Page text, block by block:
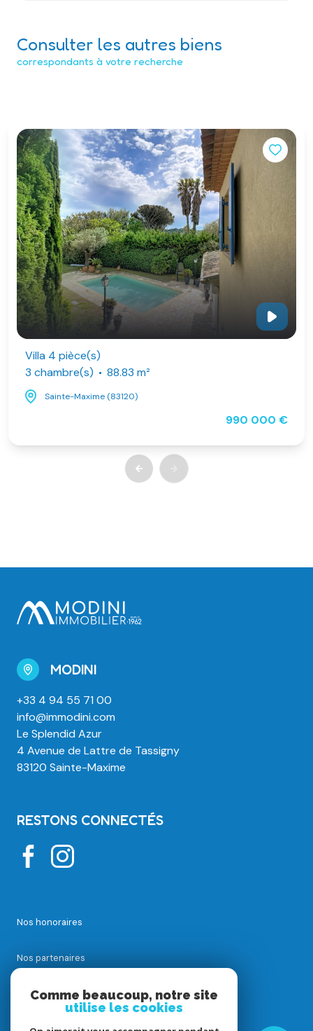
Consulter les autres biens
correspondants à votre recherche
Villa 4 pièce(s)
3 chambre(s)
88.83 m²
Sainte-Maxime (83120)
990 000 €
MODINI
+33 4 94 55 71 00
info@immodini.com
Le Splendid Azur
4 Avenue de Lattre de Tassigny
83120 Sainte-Maxime
RESTONS CONNECTÉS
Nos honoraires
Nos partenaires
Mentions légales
Comme beaucoup, notre site
utilise les cookies